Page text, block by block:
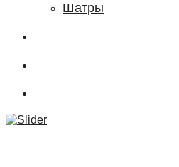
Шатры